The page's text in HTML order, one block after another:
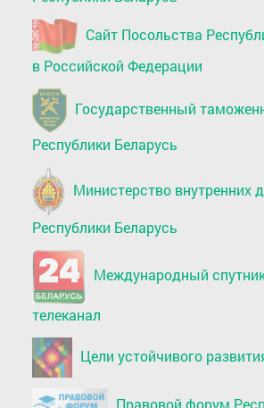
Сайт Посольства
в Российской Федерации
Государственный
Республики Беларусь
Министерство внутренних
Республики Беларусь
Международный
телеканал
Цели устойчивого
Правовой форум